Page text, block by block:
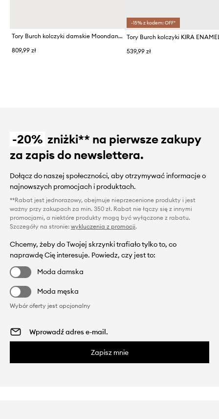
Tory Burch kolczyki damskie Moondance
809,99 zł
-15% z kodem: OFF*
Tory Burch kolczyki KIRA
539,99 zł
-20% zniżki** na pierwsze zakupy
za zapis do newslettera.
Dołącz do naszej społeczności, aby otrzymywać informacje o
najnowszych promocjach i produktach.
**Rabat jest jednorazowy, obejmuje nieprzecenione produkty i jest
ważny przy zakupach za min. 350 zł. Rabat nie łączy się z innymi
promocjami, a niektóre produkty mogą być wyłączone z rabatu.
Szczegóły na stronie: wykluczenia z promocji.
Chcemy, żeby do Twojej skrzynki trafiało tylko to, co
naprawdę Cię interesuje. Powiedz, czy jest to:
Moda damska
Moda męska
Wybór oferty jest opcjonalny
Zapisz mnie